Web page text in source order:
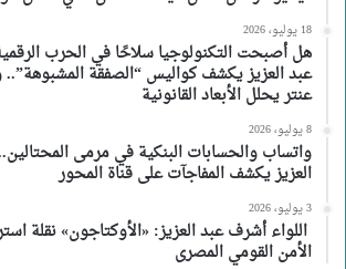
18 يوليو، 2026
هل أصبحت التكنولوجيا سلاحًا في الحرب
عبد العزيز يكشف كواليس “الصفقة
عنتر يحلل الأبعاد القانونية
8 يوليو، 2026
واتساب والحسابات البنكية في مرمى
العزيز يكشف المفاجآت على قناة المحور
3 يوليو، 2026
اللواء أشرف عبد العزيز: «الأوكتاجون» نقلة
الأمن القومي المصرى